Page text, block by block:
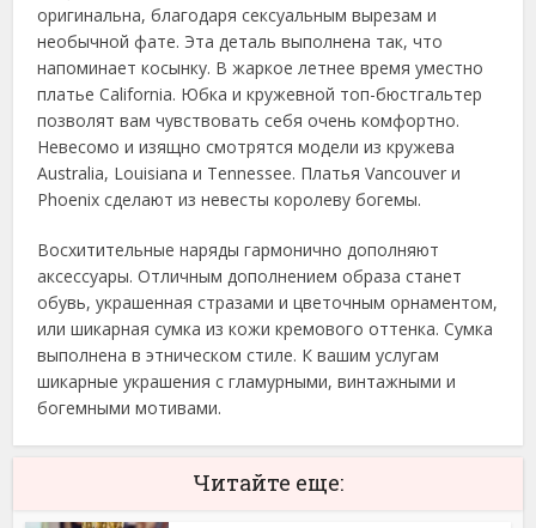
оригинальна, благодаря сексуальным вырезам и
необычной фате. Эта деталь выполнена так, что
напоминает косынку. В жаркое летнее время уместно
платье California. Юбка и кружевной топ-бюстгальтер
позволят вам чувствовать себя очень комфортно.
Невесомо и изящно смотрятся модели из кружева
Australia, Louisiana и Tennessee. Платья Vancouver и
Phoenix сделают из невесты королеву богемы.
Восхитительные наряды гармонично дополняют
аксессуары. Отличным дополнением образа станет
обувь, украшенная стразами и цветочным орнаментом,
или шикарная сумка из кожи кремового оттенка. Сумка
выполнена в этническом стиле. К вашим услугам
шикарные украшения с гламурными, винтажными и
богемными мотивами.
Читайте еще: